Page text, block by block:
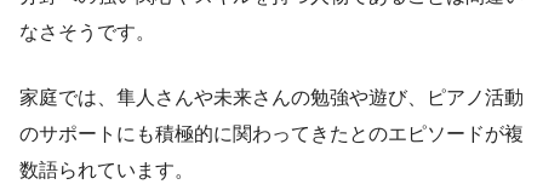
なさそうです。
家庭では、隼人さんや未来さんの勉強や遊び、ピアノ活動
のサポートにも積極的に関わってきたとのエピソードが複
数語られています。